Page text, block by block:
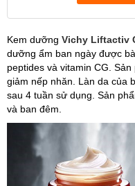
Kem dưỡng Vichy Liftactiv
dưỡng ẩm ban ngày được
peptides và vitamin CG.
giảm nếp nhăn. Làn da của
sau 4 tuần sử dụng. Sản
và ban đêm.